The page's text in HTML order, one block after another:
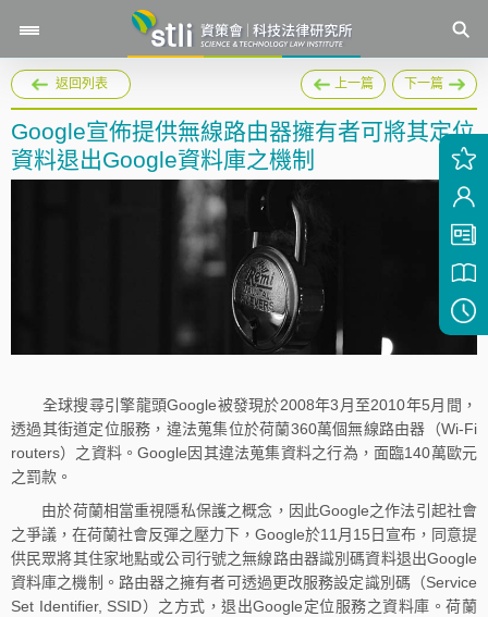
返回列表 上一篇 下一篇
Google宣佈提供無線路由器擁有者可將其定位
資料退出Google資料庫之機制
全球搜尋引擎龍頭Google被發現於2008年3月至2010年5月間，
透過其街道定位服務，違法蒐集位於荷蘭360萬個無線路由器（Wi-Fi
routers）之資料。Google因其違法蒐集資料之行為，面臨140萬歐元
之罰款。
由於荷蘭相當重視隱私保護之概念，因此Google之作法引起社會
之爭議，在荷蘭社會反彈之壓力下，Google於11月15日宣布，同意提
供民眾將其住家地點或公司行號之無線路由器識別碼資料退出Google
資料庫之機制。路由器之擁有者可透過更改服務設定識別碼（Service
Set Identifier, SSID）之方式，退出Google定位服務之資料庫。荷蘭